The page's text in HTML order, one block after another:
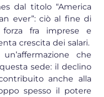
dal titolo “America
ever”: ciò al fine di
fra imprese e
crescita dei salari.
che
sede: il declino
anche alla
spesso il potere